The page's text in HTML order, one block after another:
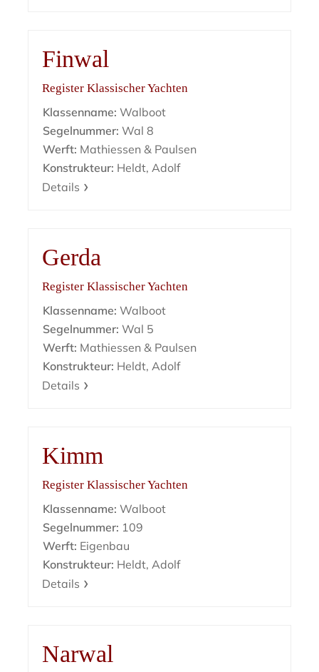
Finwal
Register Klassischer Yachten
Klassenname: Walboot
Segelnummer: Wal 8
Werft: Mathiessen & Paulsen
Konstrukteur: Heldt, Adolf
Details
Gerda
Register Klassischer Yachten
Klassenname: Walboot
Segelnummer: Wal 5
Werft: Mathiessen & Paulsen
Konstrukteur: Heldt, Adolf
Details
Kimm
Register Klassischer Yachten
Klassenname: Walboot
Segelnummer: 109
Werft: Eigenbau
Konstrukteur: Heldt, Adolf
Details
Narwal